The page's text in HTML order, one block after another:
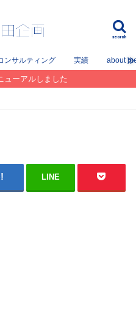
search
ンサルティング 実績 about
ューアルしました
LINE